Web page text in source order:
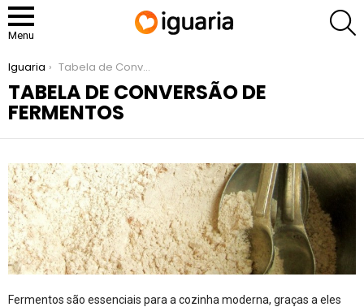
Menu
You are here:
Iguaria Tabela de Conversão de Fermentos
TABELA DE CONVERSÃO DE
FERMENTOS
Fermentos são essenciais para a cozinha moderna, graças a eles